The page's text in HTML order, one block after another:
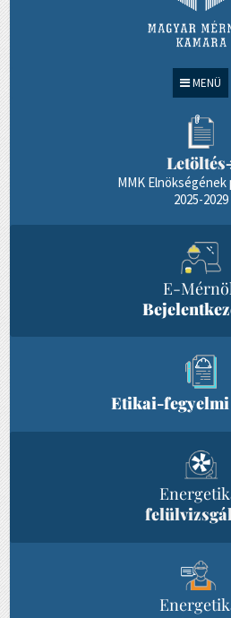
MENÜ
Letöltés
MMK Elnökségének
2025-2029
E-
Etikai-fegyelmi